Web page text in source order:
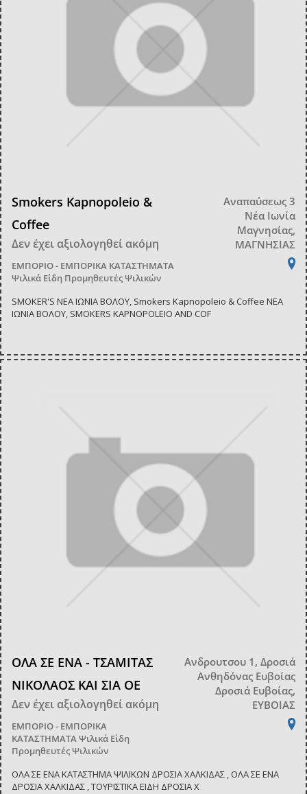
Smokers Kapnopoleio &
Coffee
Δεν έχει αξιολογηθεί ακόμη
ΕΜΠΟΡΙΟ - ΕΜΠΟΡΙΚΑ ΚΑΤΑΣΤΗΜΑΤΑ
Ψιλικά Είδη Προμηθευτές Ψιλικών
Αναπαύσεως 3
Νέα Ιωνία
Μαγνησίας,
ΜΑΓΝΗΣΙΑΣ
SMOKER'S ΝΕΑ ΙΩΝΙΑ ΒΟΛΟΥ, Smokers Kapnopoleio & Coffee ΝΕΑ
ΙΩΝΙΑ ΒΟΛΟΥ, SMOKERS KAPNOPOLEIO AND COF
ΟΛΑ ΣΕ ΕΝΑ - ΤΣΑΜΙΤΑΣ
ΝΙΚΟΛΑΟΣ ΚΑΙ ΣΙΑ ΟΕ
Δεν έχει αξιολογηθεί ακόμη
ΕΜΠΟΡΙΟ - ΕΜΠΟΡΙΚΑ
ΚΑΤΑΣΤΗΜΑΤΑΨιλικά Είδη
Προμηθευτές Ψιλικών
Ανδρουτσου 1, Δροσιά
Ανθηδόνας Ευβοίας
Δροσιά Ευβοίας,
ΕΥΒΟΙΑΣ
ΟΛΑ ΣΕ ΕΝΑ ΚΑΤΑΣΤΗΜΑ ΨΙΛΙΚΩΝ ΔΡΟΣΙΑ ΧΑΛΚΙΔΑΣ , ΟΛΑ ΣΕ ΕΝΑ
ΔΡΟΣΙΑ ΧΑΛΚΙΔΑΣ , ΤΟΥΡΙΣΤΙΚΑ ΕΙΔΗ ΔΡΟΣΙΑ Χ